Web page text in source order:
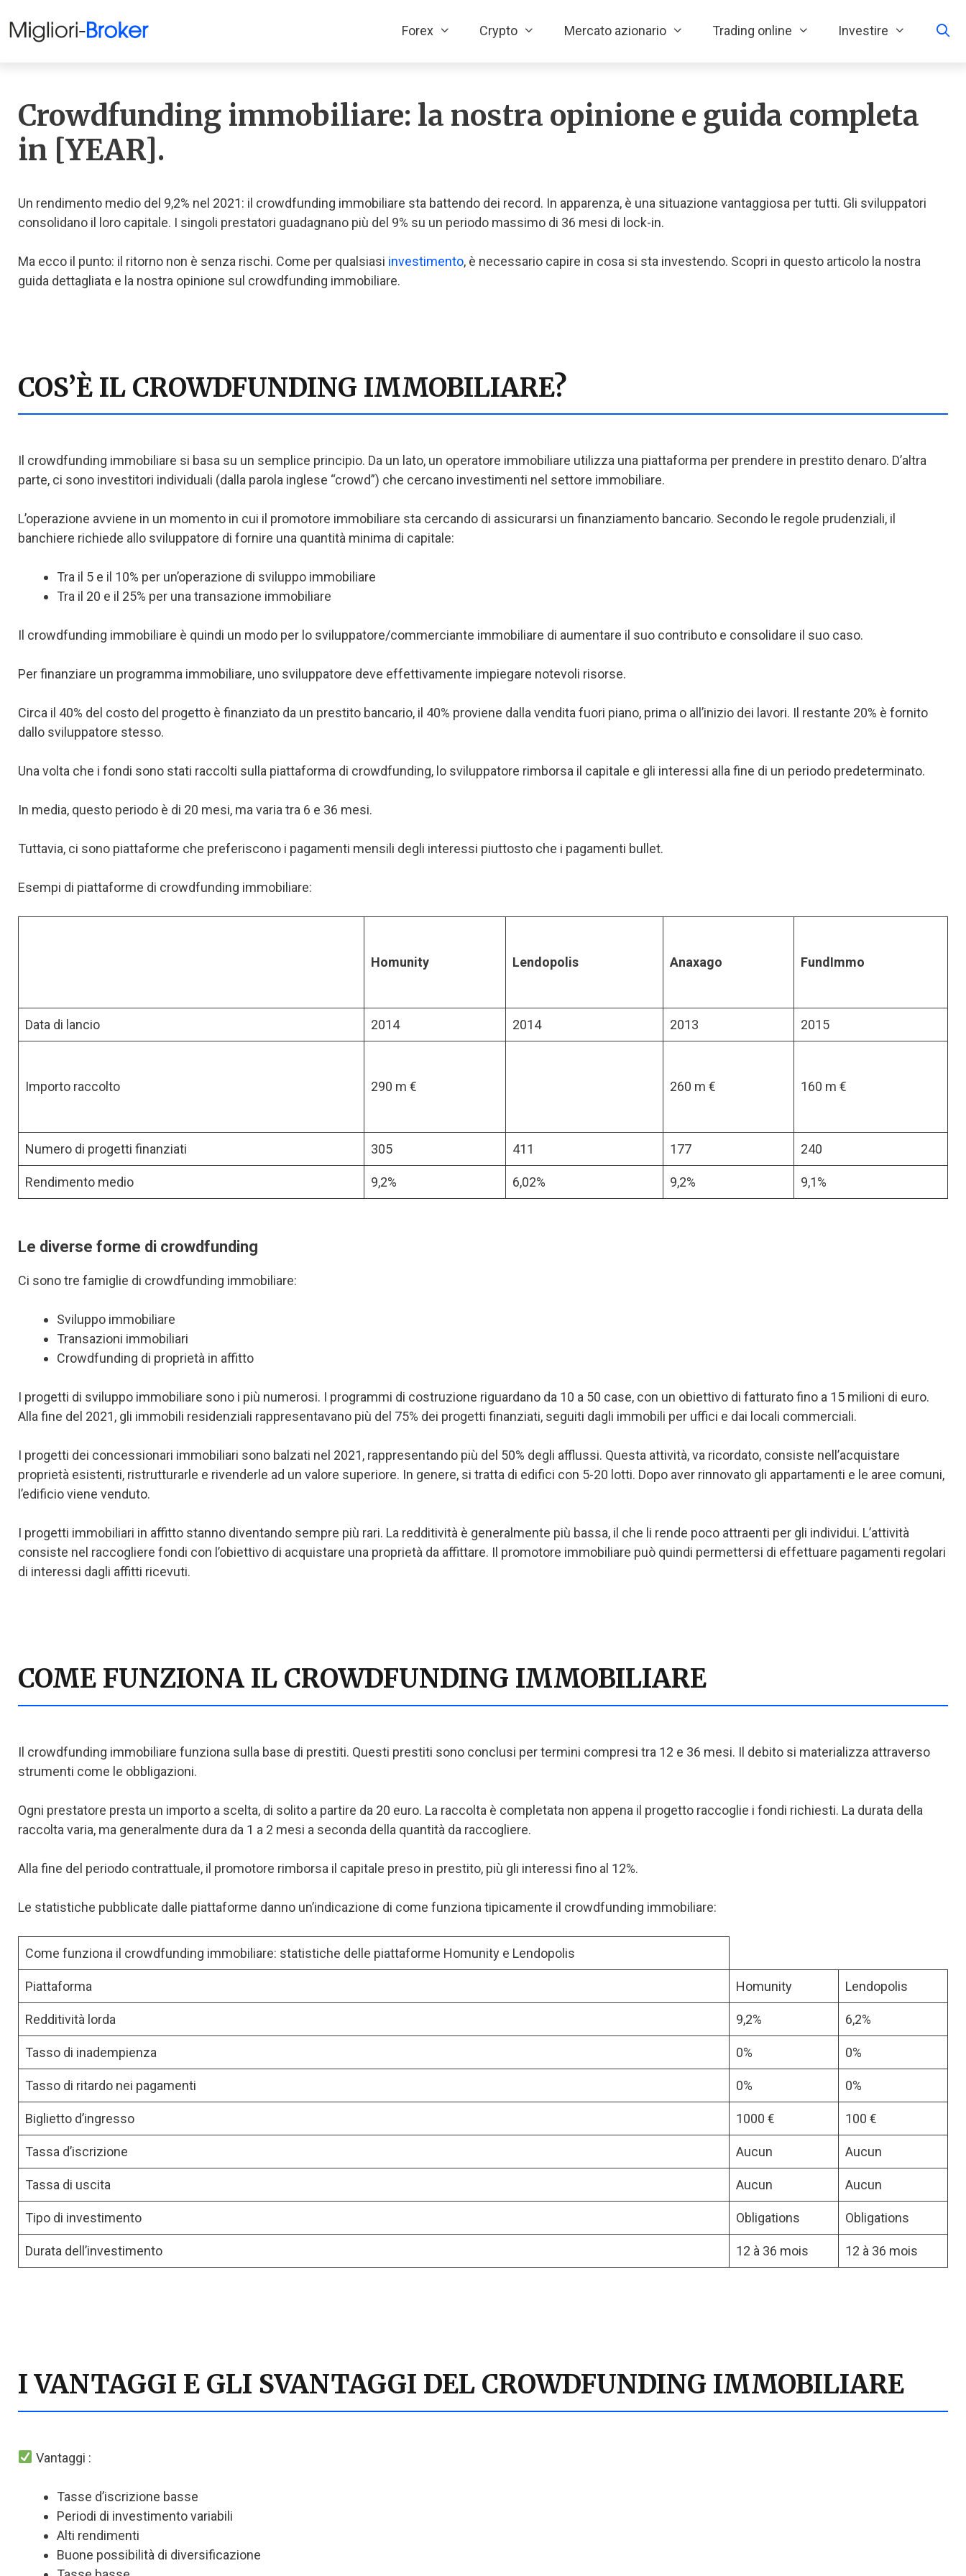
Forex Crypto Mercato azionario Trading online Investire
Crowdfunding immobiliare: la nostra opinione e guida completa
in [YEAR].
Un rendimento medio del 9,2% nel 2021: il crowdfunding immobiliare sta battendo dei record. In apparenza, è una situazione vantaggiosa per tutti. Gli sviluppatori
consolidano il loro capitale. I singoli prestatori guadagnano più del 9% su un periodo massimo di 36 mesi di lock-in.
Ma ecco il punto: il ritorno non è senza rischi. Come per qualsiasi investimento, è necessario capire in cosa si sta investendo. Scopri in questo articolo la nostra
guida dettagliata e la nostra opinione sul crowdfunding immobiliare.
COS’È IL CROWDFUNDING IMMOBILIARE?
Il crowdfunding immobiliare si basa su un semplice principio. Da un lato, un operatore immobiliare utilizza una piattaforma per prendere in prestito denaro. D’altra
parte, ci sono investitori individuali (dalla parola inglese “crowd”) che cercano investimenti nel settore immobiliare.
L’operazione avviene in un momento in cui il promotore immobiliare sta cercando di assicurarsi un finanziamento bancario. Secondo le regole prudenziali, il
banchiere richiede allo sviluppatore di fornire una quantità minima di capitale:
Tra il 5 e il 10% per un’operazione di sviluppo immobiliare
Tra il 20 e il 25% per una transazione immobiliare
Il crowdfunding immobiliare è quindi un modo per lo sviluppatore/commerciante immobiliare di aumentare il suo contributo e consolidare il suo caso.
Per finanziare un programma immobiliare, uno sviluppatore deve effettivamente impiegare notevoli risorse.
Circa il 40% del costo del progetto è finanziato da un prestito bancario, il 40% proviene dalla vendita fuori piano, prima o all’inizio dei lavori. Il restante 20% è fornito
dallo sviluppatore stesso.
Una volta che i fondi sono stati raccolti sulla piattaforma di crowdfunding, lo sviluppatore rimborsa il capitale e gli interessi alla fine di un periodo predeterminato.
In media, questo periodo è di 20 mesi, ma varia tra 6 e 36 mesi.
Tuttavia, ci sono piattaforme che preferiscono i pagamenti mensili degli interessi piuttosto che i pagamenti bullet.
Esempi di piattaforme di crowdfunding immobiliare:
Homunity Lendopolis Anaxago FundImmo
Data di lancio 2014 2014 2013 2015
Importo raccolto 290 m € 260 m € 160 m €
Numero di progetti finanziati 305 411 177 240
Rendimento medio 9,2% 6,02% 9,2% 9,1%
Le diverse forme di crowdfunding
Ci sono tre famiglie di crowdfunding immobiliare:
Sviluppo immobiliare
Transazioni immobiliari
Crowdfunding di proprietà in affitto
I progetti di sviluppo immobiliare sono i più numerosi. I programmi di costruzione riguardano da 10 a 50 case, con un obiettivo di fatturato fino a 15 milioni di euro.
Alla fine del 2021, gli immobili residenziali rappresentavano più del 75% dei progetti finanziati, seguiti dagli immobili per uffici e dai locali commerciali.
I progetti dei concessionari immobiliari sono balzati nel 2021, rappresentando più del 50% degli afflussi. Questa attività, va ricordato, consiste nell’acquistare
proprietà esistenti, ristrutturarle e rivenderle ad un valore superiore. In genere, si tratta di edifici con 5-20 lotti. Dopo aver rinnovato gli appartamenti e le aree comuni,
l’edificio viene venduto.
I progetti immobiliari in affitto stanno diventando sempre più rari. La redditività è generalmente più bassa, il che li rende poco attraenti per gli individui. L’attività
consiste nel raccogliere fondi con l’obiettivo di acquistare una proprietà da affittare. Il promotore immobiliare può quindi permettersi di effettuare pagamenti regolari
di interessi dagli affitti ricevuti.
COME FUNZIONA IL CROWDFUNDING IMMOBILIARE
Il crowdfunding immobiliare funziona sulla base di prestiti. Questi prestiti sono conclusi per termini compresi tra 12 e 36 mesi. Il debito si materializza attraverso
strumenti come le obbligazioni.
Ogni prestatore presta un importo a scelta, di solito a partire da 20 euro. La raccolta è completata non appena il progetto raccoglie i fondi richiesti. La durata della
raccolta varia, ma generalmente dura da 1 a 2 mesi a seconda della quantità da raccogliere.
Alla fine del periodo contrattuale, il promotore rimborsa il capitale preso in prestito, più gli interessi fino al 12%.
Le statistiche pubblicate dalle piattaforme danno un’indicazione di come funziona tipicamente il crowdfunding immobiliare:
Come funziona il crowdfunding immobiliare: statistiche delle piattaforme Homunity e Lendopolis
Piattaforma Homunity Lendopolis
Redditività lorda 9,2% 6,2%
Tasso di inadempienza 0% 0%
Tasso di ritardo nei pagamenti 0% 0%
Biglietto d’ingresso 1000 € 100 €
Tassa d’iscrizione Aucun Aucun
Tassa di uscita Aucun Aucun
Tipo di investimento Obligations Obligations
Durata dell’investimento 12 à 36 mois 12 à 36 mois
I VANTAGGI E GLI SVANTAGGI DEL CROWDFUNDING IMMOBILIARE
Vantaggi :
Tasse d’iscrizione basse
Periodi di investimento variabili
Alti rendimenti
Buone possibilità di diversificazione